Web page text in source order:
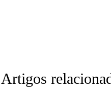
Artigos